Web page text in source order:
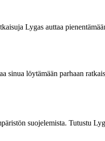
Lygas auttaa
sinua löytämään parhaan
suojelemista. Tutustu